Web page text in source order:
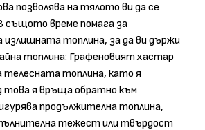
позволява на тялото ви да се
същото време помага за
излишната топлина, за да ви държи
топлина: Графеновият хастар
телесната топлина, като я
това я връща обратно към
продължителна топлина,
тежест или твърдост